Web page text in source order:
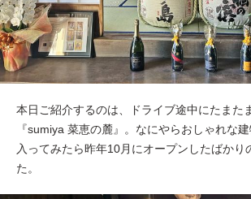
本日ご紹介するのは、ドライブ途中にたまた
『sumiya 菜恵の麓』。なにやらおしゃれな
入ってみたら昨年10月にオープンしたばかり
た。